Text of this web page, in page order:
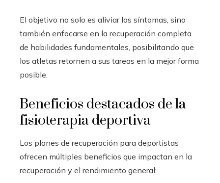
El objetivo no solo es aliviar los síntomas, sino
también enfocarse en la recuperación completa
de habilidades fundamentales, posibilitando que
los atletas retornen a sus tareas en la mejor forma
posible.
Beneficios destacados de la
fisioterapia deportiva
Los planes de recuperación para deportistas
ofrecen múltiples beneficios que impactan en la
recuperación y el rendimiento general: